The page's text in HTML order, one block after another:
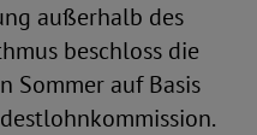
außerhalb des
beschloss die
Sommer auf Basis